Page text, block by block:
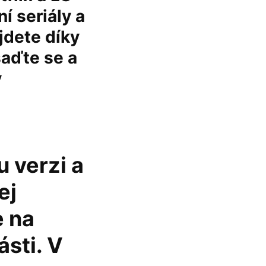
seriály a
díky
se a
verzi a
na
V